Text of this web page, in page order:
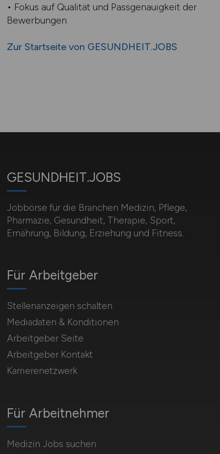
• Fokus auf Qualität und Passgenauigkeit der
Bewerbungen
Zur Startseite von GESUNDHEIT.JOBS
GESUNDHEIT.JOBS
Jobbörse für die Branchen Medizin, Pflege,
Pharmazie, Gesundheit, Therapie, Sport,
Ernährung, Bildung, Erziehung und Fitness.
Für Arbeitnehmer
Medizin Jobs suchen
Für Arbeitgeber
Stellenanzeigen schalten
Mediadaten & Konditionen
Arbeitgeber Seite
Arbeitgeber Kontakt
Karrierenetzwerk